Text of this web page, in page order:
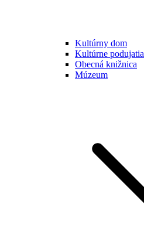
Kultúrny dom
Kultúrne podujatia
Obecná knižnica
Múzeum